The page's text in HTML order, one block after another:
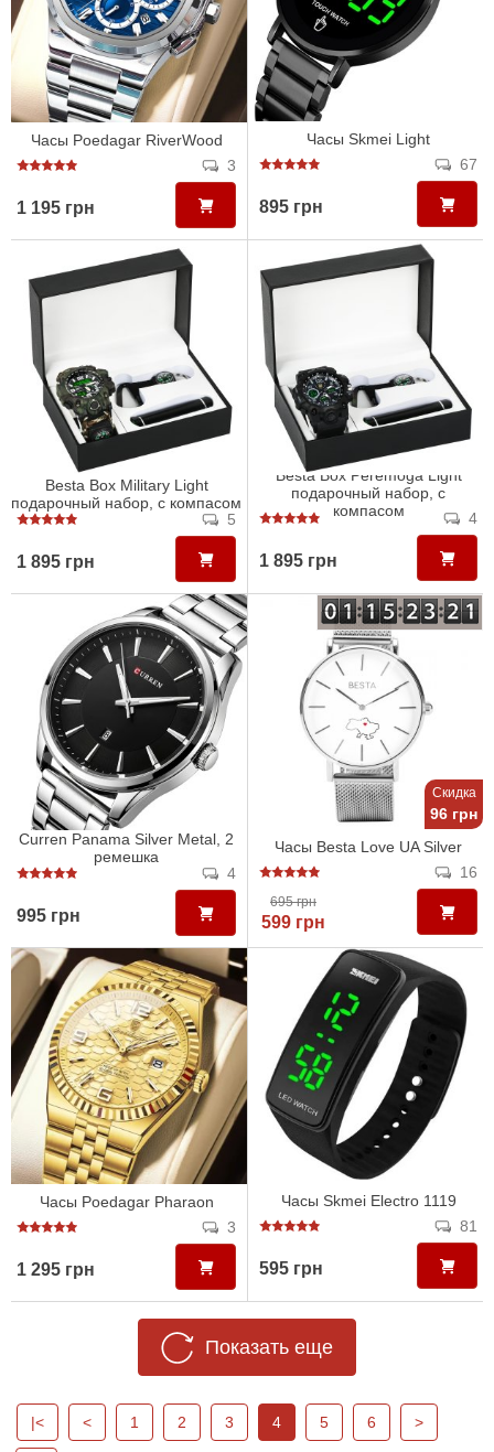
Часы Poedagar RiverWood
3
1 195 грн
Часы Skmei Light
67
895 грн
Besta Box Military Light
подарочный набор, с компасом
5
1 895 грн
Besta Box Peremoga Light
подарочный набор, с
компасом
4
1 895 грн
Curren Panama Silver Metal, 2
ремешка
4
995 грн
Скидка
96 грн
Часы Besta Love UA Silver
16
695 грн
599 грн
Часы Poedagar Pharaon
3
1 295 грн
Часы Skmei Electro 1119
81
595 грн
Показать еще
|< < 1 2 3 4 5 6 >